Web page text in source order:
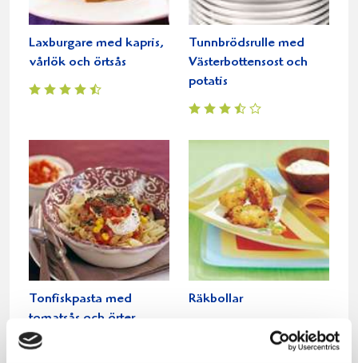
Laxburgare med kapris,
vårlök och örtsås
Tunnbrödsrulle med
Västerbottensost och
potatis
Tonfiskpasta med
tomatsås och örter
Räkbollar